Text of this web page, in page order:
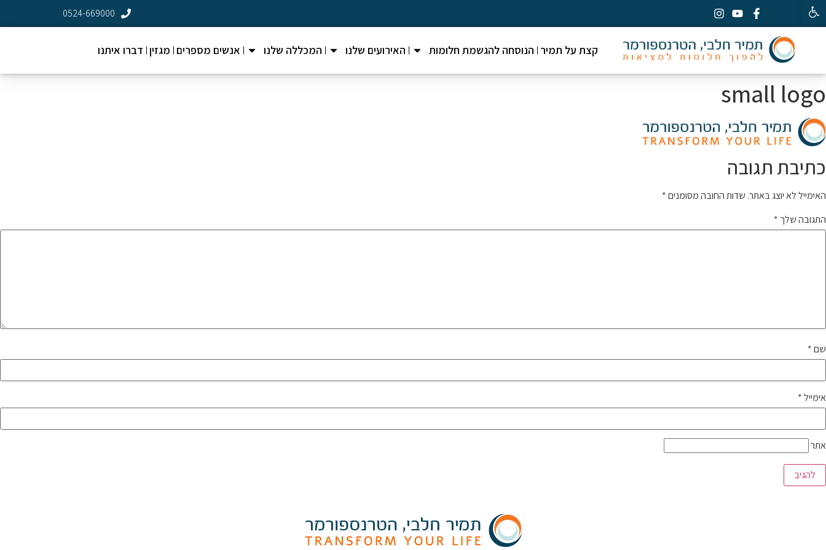
פתח סרגל נגישות
0524-669000
קצת על תמיר הנוסחה להגשמת חלומות האירועים שלנו המכללה שלנו אנשים מספרים מגזין דברו איתנו
small logo
כתיבת תגובה
האימייל לא יוצג באתר. שדות החובה מסומנים*
התגובה שלך *
שם*
אימייל*
אתר